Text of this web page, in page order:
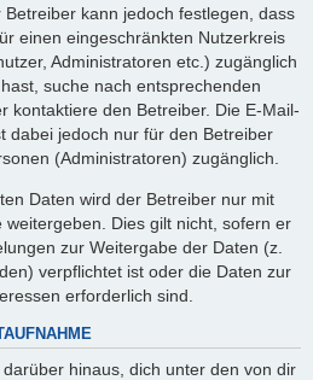
kann jedoch festlegen, dass
einen eingeschränkten Nutzerkreis
Administratoren etc.) zugänglich
suche nach entsprechenden
kontaktiere den Betreiber. Die E-Mail-
dabei jedoch nur für den Betreiber
(Administratoren) zugänglich.
Daten wird der Betreiber nur mit
Dies gilt nicht, sofern er
zur Weitergabe der Daten (z.
verpflichtet ist oder die Daten zur
erforderlich sind.
hinaus, dich unter den von dir